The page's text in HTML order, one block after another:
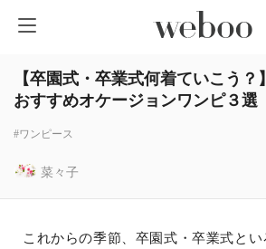
【卒園式・卒業式何着ていこう？
おすすめオケージョンワンピ３選
#ワンピース
菜々子
これからの季節、卒園式・卒業式と